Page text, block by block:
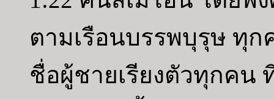
ตามเรือนบรรพบุรุษ ทุ
ชื่อผู้ชายเรียงตัวทุกคน